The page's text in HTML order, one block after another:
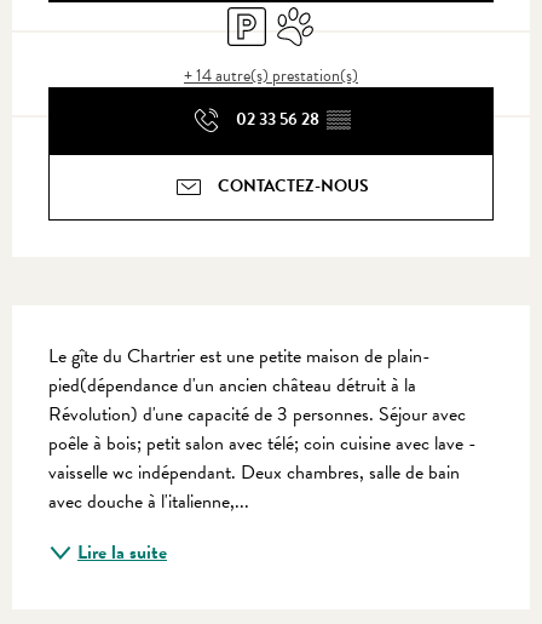
ParkingAnimaux acceptés
+ 14 autre(s) prestation(s)
02 33 56 28 ▒▒
CONTACTEZ-NOUS
Le gîte du Chartrier est une petite maison de plain-
pied(dépendance d'un ancien château détruit à la
Révolution) d'une capacité de 3 personnes. Séjour avec
poêle à bois; petit salon avec télé; coin cuisine avec lave -
vaisselle wc indépendant. Deux chambres, salle de bain
avec douche à l'italienne,...
Lire la suite